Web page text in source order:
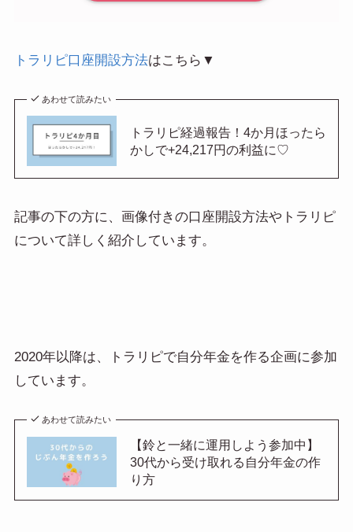
トラリピ口座開設方法はこちら▼
あわせて読みたい
トラリピ経過報告！4か月ほったら
かしで+24,217円の利益に♡
記事の下の方に、画像付きの口座開設方法やトラリピ
について詳しく紹介しています。
2020年以降は、トラリピで自分年金を作る企画に参加
しています。
あわせて読みたい
【鈴と一緒に運用しよう参加中】
30代から受け取れる自分年金の作
り方